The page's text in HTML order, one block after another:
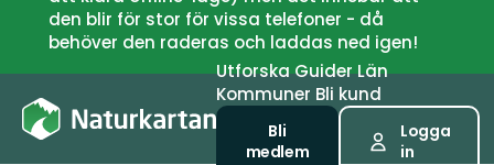
den blir för stor för vissa telefoner - då
behöver den raderas och laddas ned igen!
UtforskaGuiderLän
Kommuner Bli kund
Bli
medlem
Logga
in